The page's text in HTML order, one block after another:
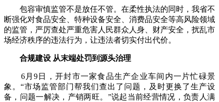
包容审慎监管不是放任不管。在柔性执法的同时，我省不
断强化对食品安全、特种设备安全、消费品安全等高风险领域
的监管，严厉查处严重危害人民群众人身、财产安全，扰乱市
场经济秩序的违法行为，让违法者切实付出代价。
合规建设 从末端处罚到源头治理
6月9日，开封市一家食品生产企业车间内一片忙碌景
象。“市场监管部门帮我们查出了问题，及时更换了生产设
备，问题一解决，产销两旺。”说起当前经营情况，负责人满